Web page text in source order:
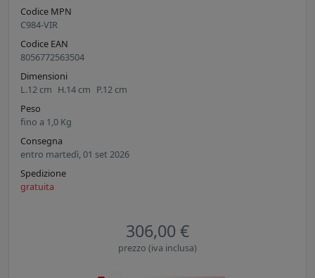
Codice MPN
C984-VIR
Codice EAN
8056772563504
Dimensioni
L.12 cm H.14 cm P.12 cm
Peso
fino a 1,0 Kg
Consegna
entro martedì, 01 set 2026
Spedizione
gratuita
306,00 €
prezzo (iva inclusa)